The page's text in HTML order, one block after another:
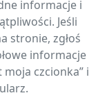
informacje i
Jeśli
stronie, zgłoś
informacje
czcionka” i